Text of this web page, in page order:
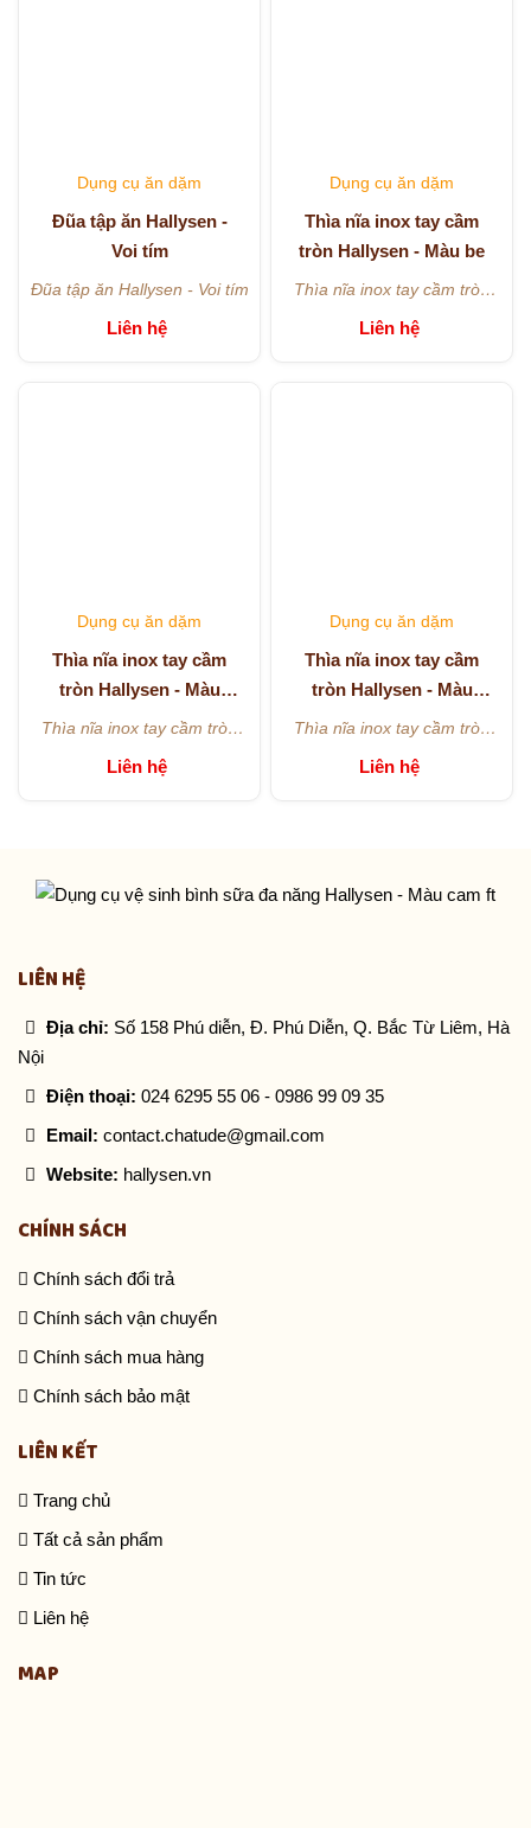
Dụng cụ ăn dặm
Đũa tập ăn Hallysen -
Voi tím
Đũa tập ăn Hallysen - Voi tím
Liên hệ
Dụng cụ ăn dặm
Thìa nĩa inox tay cầm
tròn Hallysen - Màu be
Thìa nĩa inox tay cầm tròn
Hallysen - Màu be
Liên hệ
Dụng cụ ăn dặm
Thìa nĩa inox tay cầm
tròn Hallysen - Màu
hồng
Thìa nĩa inox tay cầm tròn
Hallysen - Màu hồng
Liên hệ
Dụng cụ ăn dặm
Thìa nĩa inox tay cầm
tròn Hallysen - Màu
xanh
Thìa nĩa inox tay cầm tròn
Hallysen - Màu xanh
Liên hệ
LIÊN HỆ
Địa chỉ: Số 158 Phú diễn, Đ. Phú Diễn, Q. Bắc Từ Liêm, Hà
Nội
Điện thoại: 024 6295 55 06 - 0986 99 09 35
Email: contact.chatude@gmail.com
Website: hallysen.vn
CHÍNH SÁCH
Chính sách đổi trả
Chính sách vận chuyển
Chính sách mua hàng
Chính sách bảo mật
LIÊN KẾT
Trang chủ
Tất cả sản phẩm
Tin tức
Liên hệ
MAP